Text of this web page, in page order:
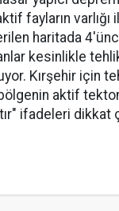
fayların
haritada
kesinlikle
Kırşehir için
aktif
ifadeleri dikkat